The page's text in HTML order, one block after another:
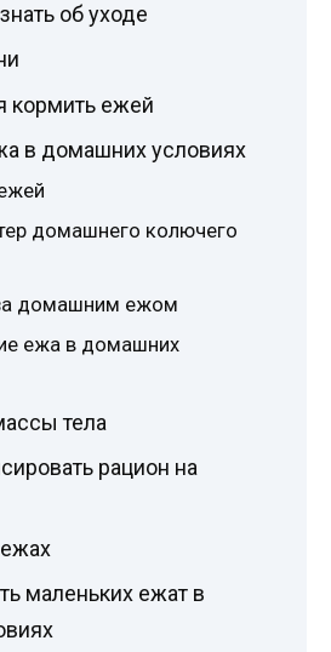
об уходе
кормить ежей
в домашних условиях
домашнего колючего
домашним ежом
ежа в домашних
тела
рацион на
маленьких ежат в